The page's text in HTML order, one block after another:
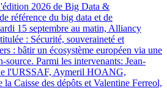
2026 de Big Data &
référence du big data et de
15 septembre au matin, Alliancy
: Sécurité, souveraineté et
: bâtir un écosystème européen via une
source. Parmi les intervenants: Jean-
l'URSSAF, Aymeril HOANG,
Caisse des dépôts et Valentine Ferreol,